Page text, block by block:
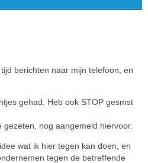
berichten naar mijn telefoon, en
gehad. Heb ook STOP gesmst
nog aangemeld hiervoor.
wat ik hier tegen kan doen, en
tegen de betreffende